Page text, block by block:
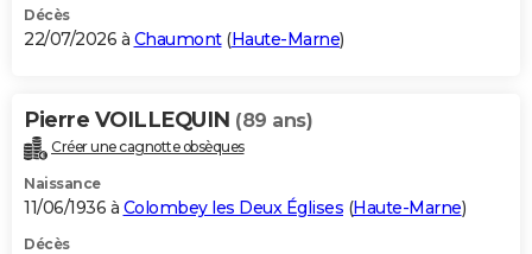
BONS PLANS
Carte de Noël
Carte Bonne année
Carte Saint-Valentin
Carte Pâques
Carte d'anniversaire
DICTIONNAIRE
Dictionnaire
Biographies
Citations
Expressions
Proverbes
PROGRAMME TV
Décès
22/07/2026 à Chaumont(Haute-Marne)
Pierre VOILLEQUIN (89 ans)
Créer une cagnotte obsèques
Naissance
11/06/1936 à Colombey les Deux Églises (Haute-Marne)
Décès